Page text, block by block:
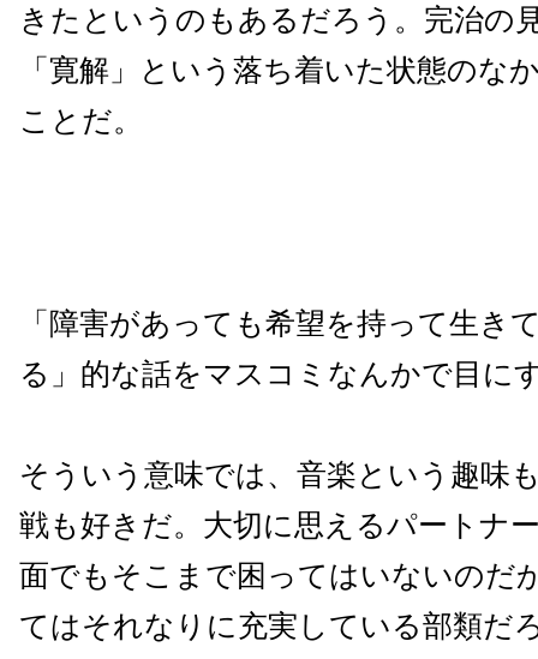
きたというのもあるだろう。完治の
「寛解」という落ち着いた状態のな
ことだ。
「障害があっても希望を持って生き
る」的な話をマスコミなんかで目に
そういう意味では、音楽という趣味
戦も好きだ。大切に思えるパートナ
面でもそこまで困ってはいないのだ
てはそれなりに充実している部類だ